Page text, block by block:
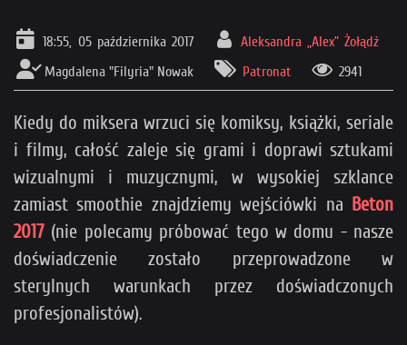
18:55, 05 października 2017
Aleksandra „Alex” Żołądź
Magdalena "Filyria" Nowak
Patronat 2941
Kiedy do miksera wrzuci się komiksy, książki, seriale
i filmy, całość zaleje się grami i doprawi sztukami
wizualnymi i muzycznymi, w wysokiej szklance
zamiast smoothie znajdziemy wejściówki na Beton
2017 (nie polecamy próbować tego w domu - nasze
doświadczenie zostało przeprowadzone w
sterylnych warunkach przez doświadczonych
profesjonalistów).